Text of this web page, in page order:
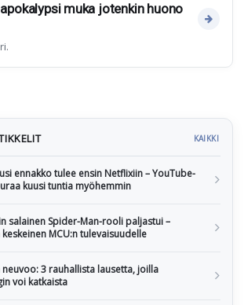
muka jotenkin huono
KAIKKI
ennakko tulee ensin Netflixiin – YouTube-
kuusi tuntia myöhemmin
salainen Spider-Man-rooli paljastui –
MCU:n tulevaisuudelle
neuvoo: 3 rauhallista lausetta, joilla
voi katkaista